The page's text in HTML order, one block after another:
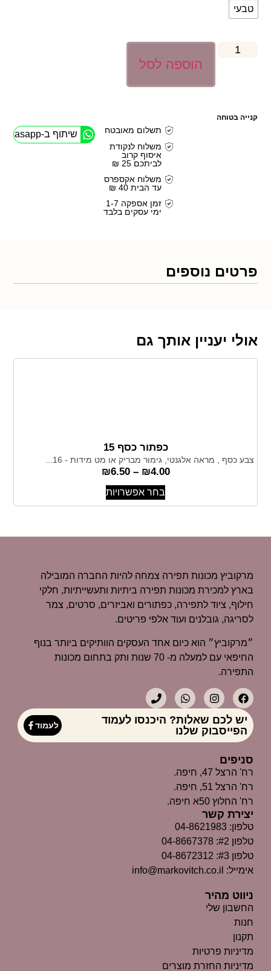
טבעי
הוספה לסל
קנייה בטוחה
תשלום מאובטח
משלוח לנקודת
איסוף קרוב
לביתכם 25 ₪
משלוח אקספרס
עד הבית 40 ₪
זמן אספקה 1-7
ימי עסקים בלבד
שיתוף ב-Whasapp
פרטים נוספים
אולי יעניין אותך גם
כפתור כסף 15
צבע כסף , מראה אלגנטי, גימור מבריק או מט מידות - 16...
₪4.00
–
₪6.50
בחר אפשרויות
מרקוביץ מכונות תפירה צמחה להיות החברה המובילה
בארץ למכירת מכונות תפירה ביתיות ותעשייתיות, חלקי
חילוף, ציוד לתפירה, כפתורים ואביזרים, סרטים, צמר
לסריגה, גובלנים ועוד אלפי פריטים.
״מרקוביץ״ הוא כיום אחד העסקים הוותיקים ביותר בנוף
החיפאי עם למעלה מ- 70 שנות ותק בתחום מכונות
התפירה.
יש לכם שאלות? היכנסו לעמוד
הפייסבוק שלנו
לעמוד
ניווט מהיר
החשבון שלי
חנות
תקנון
מדיניות פרטיות
מדיניות החזרת מוצרים
סניפים
רח' הרצל 47, חיפה.
רח' הרצל 51, חיפה.
רח' החלוץ 50א חיפה.
יצירת קשר
טלפון: 04-8621983
טלפון #2: 04-8667378
טלפון #3: 04-8672312
אימייל: info@markovitch.co.il